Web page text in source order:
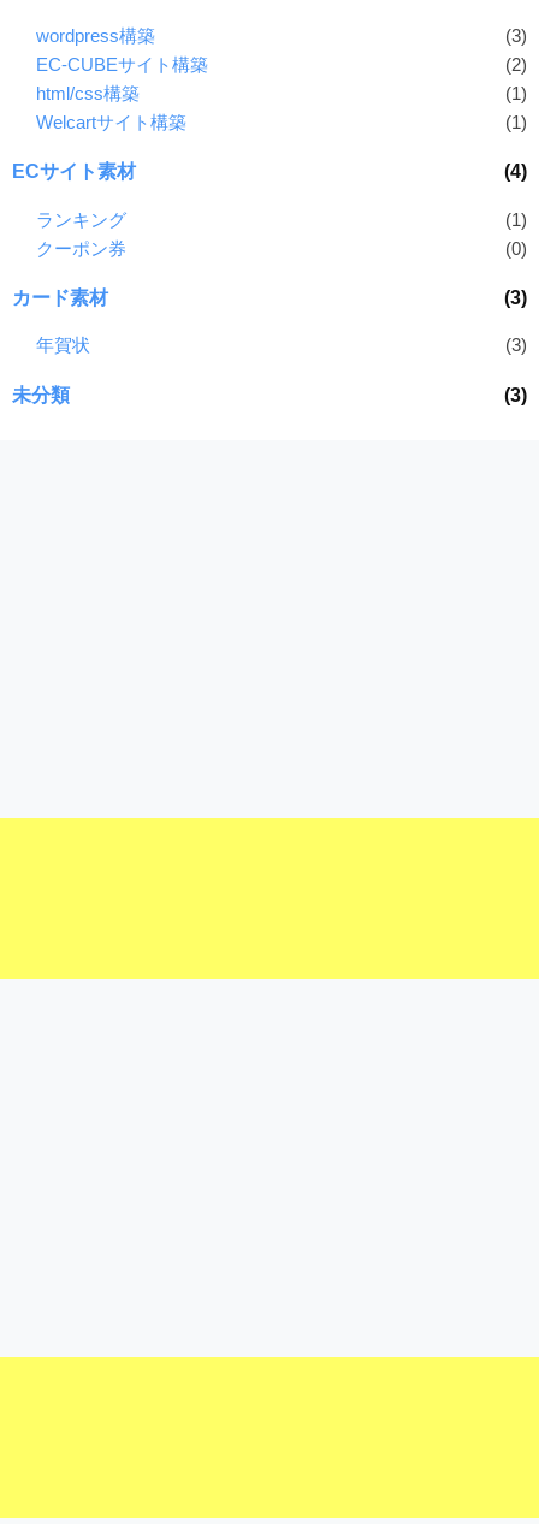
wordpress構築
(3)
EC-CUBEサイト構築
(2)
html/css構築
(1)
Welcartサイト構築
(1)
ECサイト素材 (4)
ランキング
(1)
クーポン券
(0)
カード素材 (3)
年賀状 (3)
未分類 (3)